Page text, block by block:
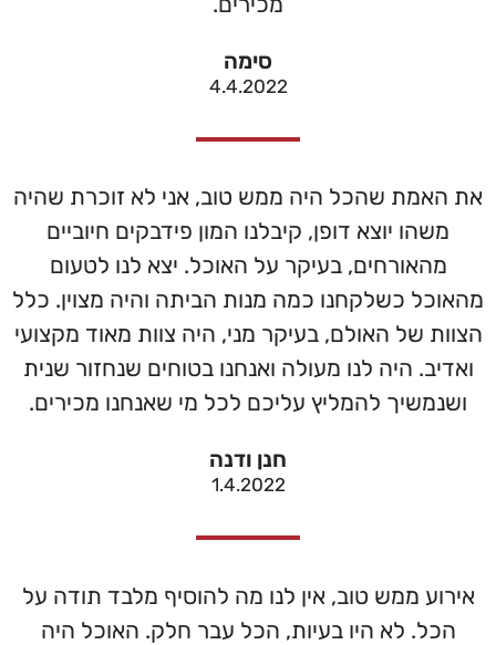
סימה
4.4.2022
את האמת שהכל היה ממש טוב, אני לא זוכרת שהיה
משהו יוצא דופן, קיבלנו המון פידבקים חיוביים
מהאורחים, בעיקר על האוכל. יצא לנו לטעום
מהאוכל כשלקחנו כמה מנות הביתה והיה מצוין. כלל
הצוות של האולם, בעיקר מני, היה צוות מאוד מקצועי
ואדיב. היה לנו מעולה ואנחנו בטוחים שנחזור שנית
ושנמשיך להמליץ עליכם לכל מי שאנחנו מכירים.
חנן ודנה
1.4.2022
אירוע ממש טוב, אין לנו מה להוסיף מלבד תודה על
הכל. לא היו בעיות, הכל עבר חלק. האוכל היה